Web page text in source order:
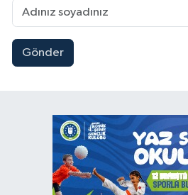
Gönder